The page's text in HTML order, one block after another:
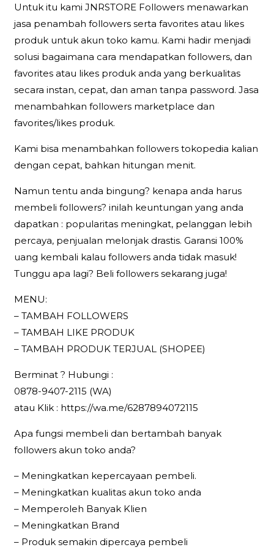
Untuk itu kami JNRSTORE Followers menawarkan
jasa penambah followers serta favorites atau likes
produk untuk akun toko kamu. Kami hadir menjadi
solusi bagaimana cara mendapatkan followers, dan
favorites atau likes produk anda yang berkualitas
secara instan, cepat, dan aman tanpa password. Jasa
menambahkan followers marketplace dan
favorites/likes produk.
Kami bisa menambahkan followers tokopedia kalian
dengan cepat, bahkan hitungan menit.
Namun tentu anda bingung? kenapa anda harus
membeli followers? inilah keuntungan yang anda
dapatkan : popularitas meningkat, pelanggan lebih
percaya, penjualan melonjak drastis. Garansi 100%
uang kembali kalau followers anda tidak masuk!
Tunggu apa lagi? Beli followers sekarang juga!
MENU:
– TAMBAH FOLLOWERS
– TAMBAH LIKE PRODUK
– TAMBAH PRODUK TERJUAL (SHOPEE)
Berminat ? Hubungi :
0878-9407-2115 (WA)
atau Klik : https://wa.me/6287894072115
Apa fungsi membeli dan bertambah banyak
followers akun toko anda?
– Meningkatkan kepercayaan pembeli.
– Meningkatkan kualitas akun toko anda
– Memperoleh Banyak Klien
– Meningkatkan Brand
– Produk semakin dipercaya pembeli